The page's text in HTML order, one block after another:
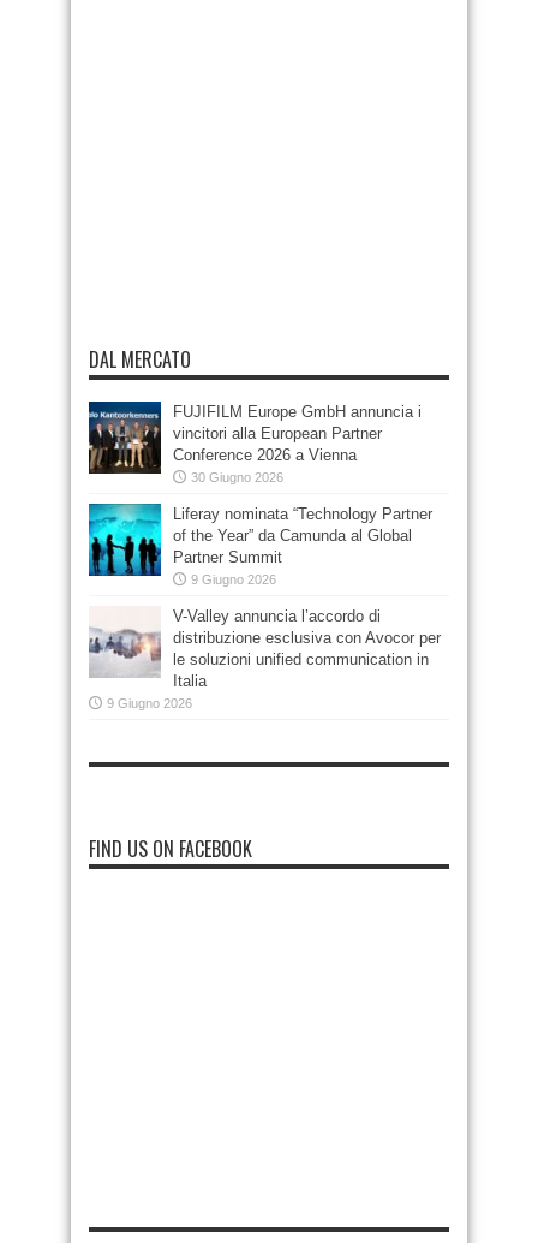
DAL MERCATO
FUJIFILM Europe GmbH annuncia i
vincitori alla European Partner
Conference 2026 a Vienna
30 Giugno 2026
Liferay nominata “Technology Partner
of the Year” da Camunda al Global
Partner Summit
9 Giugno 2026
V-Valley annuncia l’accordo di
distribuzione esclusiva con Avocor per
le soluzioni unified communication in
Italia
9 Giugno 2026
FIND US ON FACEBOOK